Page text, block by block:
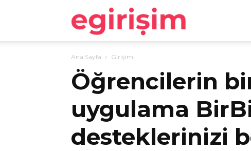
egirişim
Ana Sayfa Girişim
Öğrencilerin
uygulama
desteklerinizi